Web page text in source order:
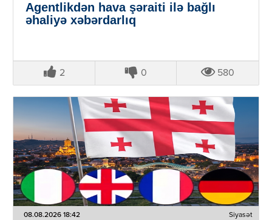
Agentlikdən hava şəraiti ilə bağlı
əhaliyə xəbərdarlıq
2 0 580
08.08.2026 18:42 Siyasət